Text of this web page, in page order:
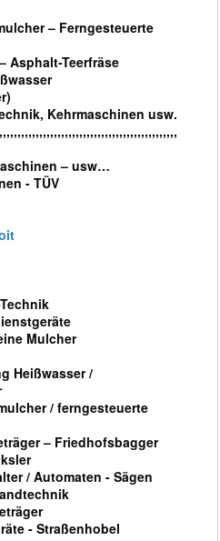
– Ferngesteuerte
Asphalt-Teerfräse
Kehrmaschinen usw.
– usw…
- TÜV
Mulcher
Heißwasser /
/ ferngesteuerte
– Friedhofsbagger
/ Automaten - Sägen
- Straßenhobel